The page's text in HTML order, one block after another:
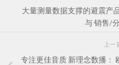
大量测量数据支撑的避震产
与 销售/
上一
专注更佳音质 新理念数播：